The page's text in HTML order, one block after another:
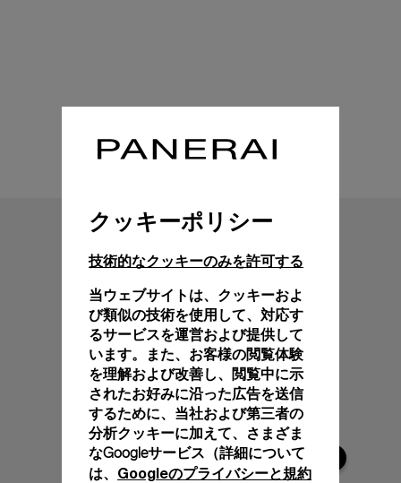
技術特性
クッキーポリシー
技術的なクッキーのみを許可する
当ウェブサイトは、クッキーおよ
び類似の技術を使用して、対応す
るサービスを運営および提供して
います。また、お客様の閲覧体験
を理解および改善し、閲覧中に示
されたお好みに沿った広告を送信
するために、当社および第三者の
分析クッキーに加えて、さまざま
なGoogleサービス（詳細について
は、 Googleのプライバシーと規約